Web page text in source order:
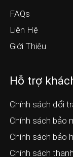
FAQs
Liên Hệ
Giới Thiệu
Hỗ trợ
Chính sách đổi
Chính sách bảo
Chính sách bảo
Chính sách